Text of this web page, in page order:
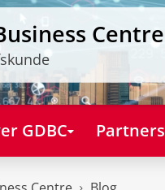
Centre
GDBC Partners